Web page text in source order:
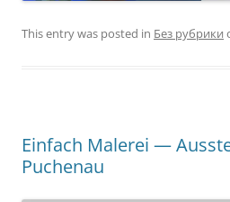
This entry was posted in Без рубрики
Einfach Malerei —
Puchenau